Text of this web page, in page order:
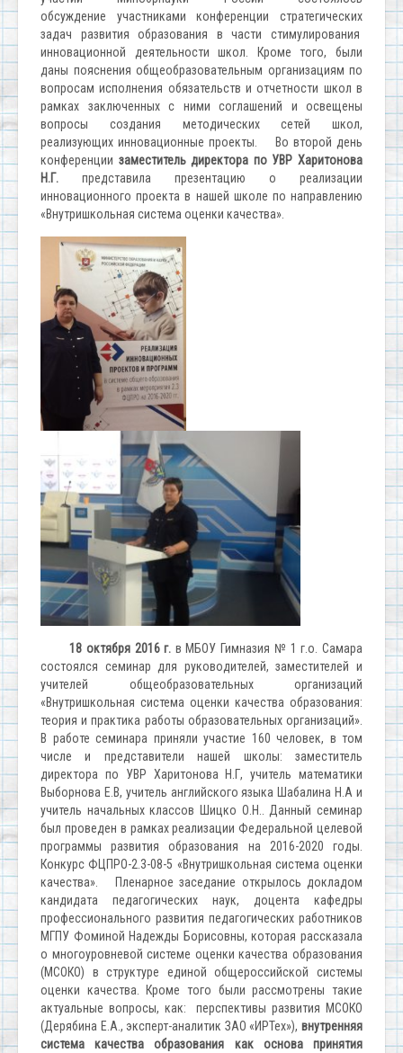
обсуждение участниками конференции стратегических
задач развития образования в части стимулирования
инновационной деятельности школ. Кроме того, были
даны пояснения общеобразовательным организациям по
вопросам исполнения обязательств и отчетности школ в
рамках заключенных с ними соглашений и освещены
вопросы создания методических сетей школ,
реализующих инновационные проекты. Во второй день
конференции заместитель директора по УВР Харитонова
Н.Г. представила презентацию о реализации
инновационного проекта в нашей школе по направлению
«Внутришкольная система оценки качества».
18 октября 2016 г. в МБОУ Гимназия № 1 г.о. Самара
состоялся семинар для руководителей, заместителей и
учителей общеобразовательных организаций
«Внутришкольная система оценки качества образования:
теория и практика работы образовательных организаций».
В работе семинара приняли участие 160 человек, в том
числе и представители нашей школы: заместитель
директора по УВР Харитонова Н.Г, учитель математики
Выборнова Е.В, учитель английского языка Шабалина Н.А и
учитель начальных классов Шицко О.Н.. Данный семинар
был проведен в рамках реализации Федеральной целевой
программы развития образования на 2016-2020 годы.
Конкурс ФЦПРО-2.3-08-5 «Внутришкольная система оценки
качества». Пленарное заседание открылось докладом
кандидата педагогических наук, доцента кафедры
профессионального развития педагогических работников
МГПУ Фоминой Надежды Борисовны, которая рассказала
о многоуровневой системе оценки качества образования
(МСОКО) в структуре единой общероссийской системы
оценки качества. Кроме того были рассмотрены такие
актуальные вопросы, как: перспективы развития МСОКО
(Дерябина Е.А., эксперт-аналитик ЗАО «ИРТех»), внутренняя
система качества образования как основа принятия